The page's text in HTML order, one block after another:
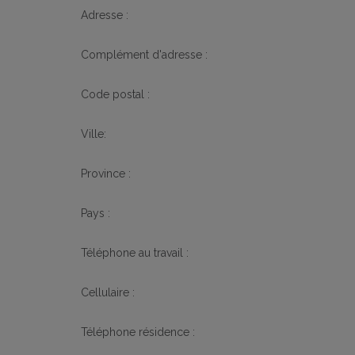
Adresse :
Complément d'adresse :
Code postal :
Ville:
Province :
Pays :
Téléphone au travail :
Cellulaire :
Téléphone résidence :